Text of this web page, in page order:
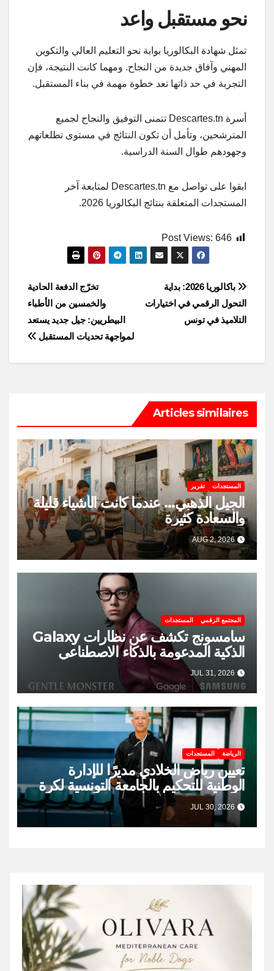
نحو مستقبل واعد
تمثل شهادة البكالوريا بوابة نحو التعليم العالي والتكوين
المهني وآفاق جديدة من النجاح. ومهما كانت النتيجة، فإن
التجربة في حد ذاتها تعد خطوة مهمة في بناء المستقبل.
أسرة Descartes.tn تتمنى التوفيق والنجاح لجميع
المترشحين، وتأمل أن تكون النتائج في مستوى تطلعاتهم
وجهودهم طوال السنة الدراسية.
ابقوا على تواصل مع Descartes.tn لمتابعة آخر
المستجدات المتعلقة بنتائج البكالوريا 2026.
Post Views: 646
Post
navigation
تخرّج الدفعة الحادية
والخمسين من الأطباء
البيطريين: جيل جديد يستعد
لمواجهة تحديات المستقبل
باكالوريا 2026: بداية
التحول الرقمي في اختيارات
التلاميذ في تونس
Articles similaires
المستجدات تقرير
الجيل الذهبي… عندما كانت الأشياء قليلة
والسعادة كثيرة
AUG 2, 2026
المجتمع الرقمي المستجدات
سامسونج تكشف عن نظارات Galaxy
الذكية المدعومة بالذكاء الاصطناعي
JUL 31, 2026
الرياضة المستجدات
تعيين رياض الخلادي مديرًا للإدارة
الوطنية للتحكيم بالجامعة التونسية لكرة
السلة
JUL 30, 2026